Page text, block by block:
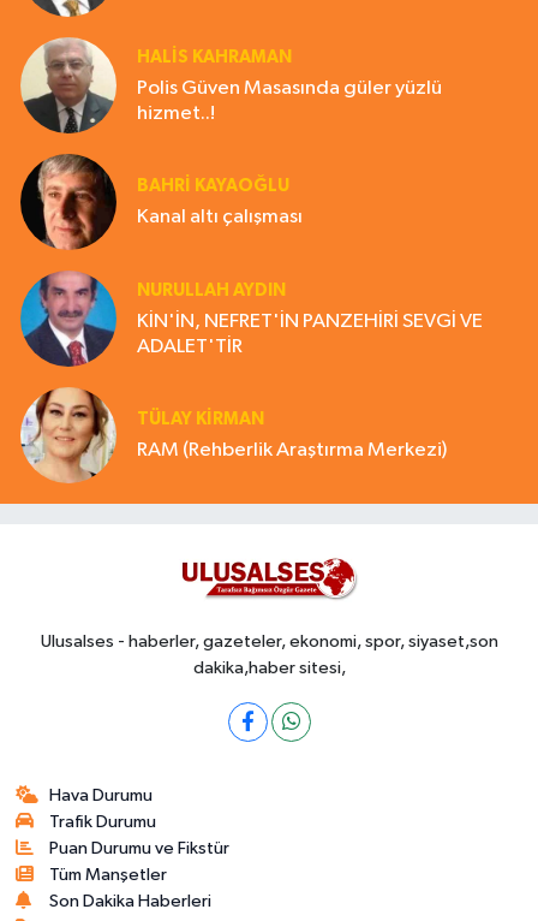
HALIS KAHRAMAN
Polis Güven Masasında güler yüzlü
hizmet..!
BAHRI KAYAOĞLU
Kanal altı çalışması
NURULLAH AYDIN
KİN'İN, NEFRET'İN PANZEHİRİ SEVGİ VE
ADALET'TİR
TÜLAY KİRMAN
RAM (Rehberlik Araştırma Merkezi)
Ulusalses - haberler, gazeteler, ekonomi, spor, siyaset,son
dakika,haber sitesi,
Hava Durumu
Trafik Durumu
Puan Durumu ve Fikstür
Tüm Manşetler
Son Dakika Haberleri